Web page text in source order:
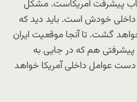
پیشرفت آمریکاست. مشکل
خودش است. باید دید که
گشت. تا آنجا موقعیت ایران
پیشرفتی هم که در جایی به
عوامل داخلی آمریکا خواهد